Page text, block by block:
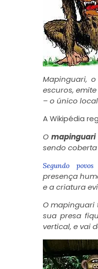
Mapinguari,
escuros,
– o único
A Wikipédia
Omapinguari
sendo
Segundo povos
presença
e a criatura
O mapinguari
sua presa
vertical, e vai